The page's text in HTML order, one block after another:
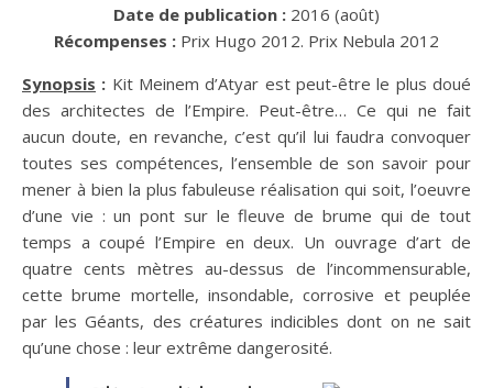
Date de publication : 2016 (août)
Récompenses : Prix Hugo 2012. Prix Nebula 2012
Synopsis : Kit Meinem d’Atyar est peut-être le plus doué
des architectes de l’Empire. Peut-être… Ce qui ne fait
aucun doute, en revanche, c’est qu’il lui faudra convoquer
toutes ses compétences, l’ensemble de son savoir pour
mener à bien la plus fabuleuse réalisation qui soit, l’oeuvre
d’une vie : un pont sur le fleuve de brume qui de tout
temps a coupé l’Empire en deux. Un ouvrage d’art de
quatre cents mètres au-dessus de l’incommensurable,
cette brume mortelle, insondable, corrosive et peuplée
par les Géants, des créatures indicibles dont on ne sait
qu’une chose : leur extrême dangerosité.